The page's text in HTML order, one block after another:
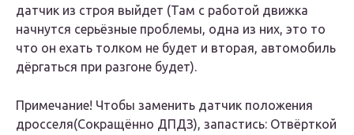
датчик из строя выйдет (Там с работой движка
начнутся серьёзные проблемы, одна из них, это то
что он ехать толком не будет и вторая, автомобиль
дёргаться при разгоне будет).
Примечание! Чтобы заменить датчик положения
дросселя(Сокращённо ДПДЗ), запастись: Отвёрткой